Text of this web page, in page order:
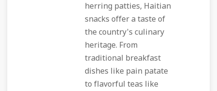
herring patties, Haitian
snacks offer a taste of
the country's culinary
heritage. From
traditional breakfast
dishes like pain patate
to flavorful teas like